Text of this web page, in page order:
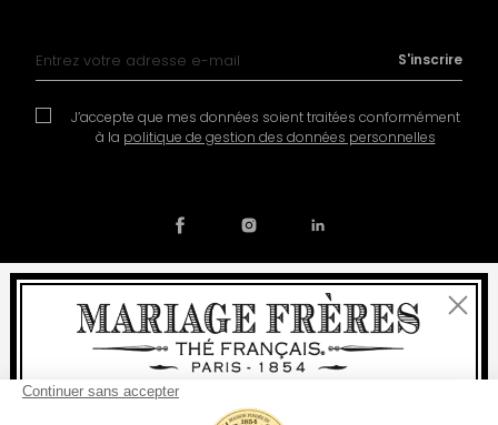
J’accepte que mes données soient traitées conformément
à la politique de gestion des données personnelles
S'inscrire
Notre histoire
Mentions légales
Devenir partenaire
Préférences en matière de cookies
Fermer
Bienvenue